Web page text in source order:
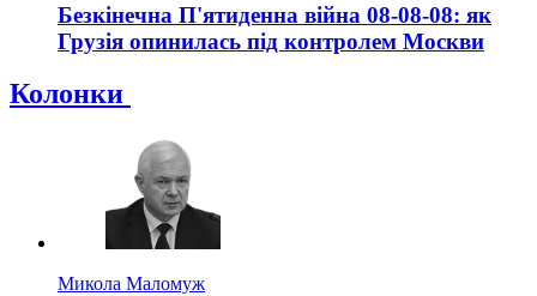
Безкінечна П'ятиденна війна 08-08-08: як
Грузія опинилась під контролем Москви
Колонки
Микола Маломуж